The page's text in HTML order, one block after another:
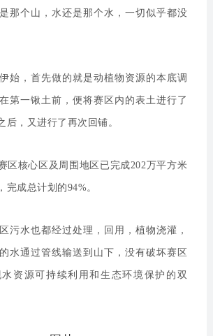
那个山，水还是那个水，一切似乎都没
始，首先做的就是动植物资源的本底调
第一锹土前，便将赛区内的表土进行了
后，又进行了再次回铺。
区核心区及周围地区已完成202万平方米
完成总计划的94%。
污水也都经过处理，回用，植物浇灌，
水通过管线输送到山下，没有破坏赛区
资源可持续利用和生态环境保护的双